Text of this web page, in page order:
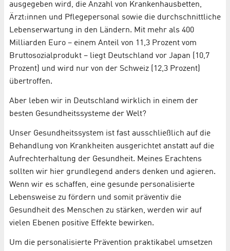
ausgegeben wird, die Anzahl von Krankenhausbetten,
Ärzt:innen und Pflegepersonal sowie die durchschnittliche
Lebenserwartung in den Ländern. Mit mehr als 400
Milliarden Euro – einem Anteil von 11,3 Prozent vom
Bruttosozialprodukt – liegt Deutschland vor Japan (10,7
Prozent) und wird nur von der Schweiz (12,3 Prozent)
übertroffen.
Aber leben wir in Deutschland wirklich in einem der
besten Gesundheitssysteme der Welt?
Unser Gesundheitssystem ist fast ausschließlich auf die
Behandlung von Krankheiten ausgerichtet anstatt auf die
Aufrechterhaltung der Gesundheit. Meines Erachtens
sollten wir hier grundlegend anders denken und agieren.
Wenn wir es schaffen, eine gesunde personalisierte
Lebensweise zu fördern und somit präventiv die
Gesundheit des Menschen zu stärken, werden wir auf
vielen Ebenen positive Effekte bewirken.
Um die personalisierte Prävention praktikabel umsetzen